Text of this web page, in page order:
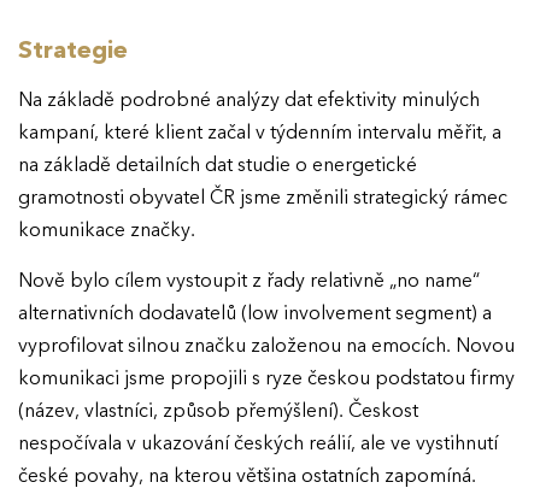
Strategie
Na základě podrobné analýzy dat efektivity minulých
kampaní, které klient začal v týdenním intervalu měřit, a
na základě detailních dat studie o energetické
gramotnosti obyvatel ČR jsme změnili strategický rámec
komunikace značky.
Nově bylo cílem vystoupit z řady relativně „no name“
alternativních dodavatelů (low involvement segment) a
vyprofilovat silnou značku založenou na emocích. Novou
komunikaci jsme propojili s ryze českou podstatou firmy
(název, vlastníci, způsob přemýšlení). Českost
nespočívala v ukazování českých reálií, ale ve vystihnutí
české povahy, na kterou většina ostatních zapomíná.